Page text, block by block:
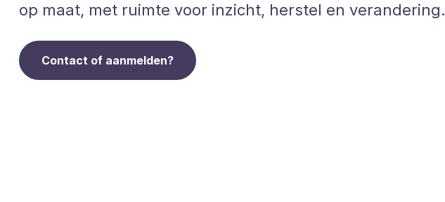
op maat, met ruimte voor inzicht, herstel en verandering.
Contact of aanmelden?